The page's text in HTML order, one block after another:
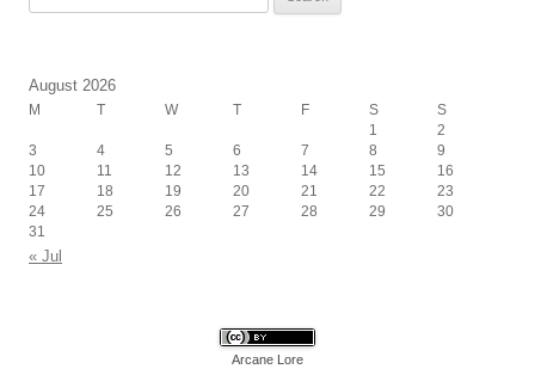
August 2026
M T W T F S
S
1
2
3
4 5 6 7 8
9
10
11 12 13 14 15
16
17
18 19 20 21 22
23
24
25 26 27 28 29
30
31
« Jul
Arcane Lore